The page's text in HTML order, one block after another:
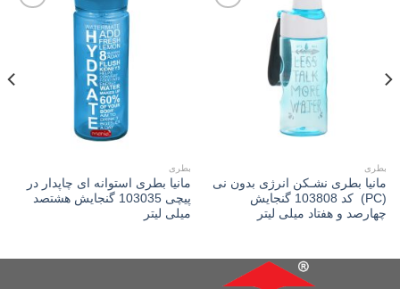
بطری
مانیا بطری نشـکن انرژی بدون نی
(PC) کد 103808 گنجایش
چهارصد و هفتاد میلی لیتر
بطری
مانیا بطری استوانه ای چاپدار در
پیچی 103035 گنجایش هشتصد
میلی لیتر